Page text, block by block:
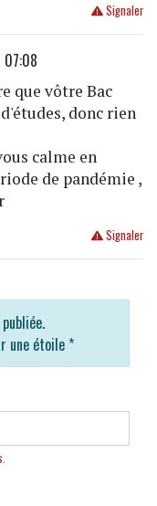
Signaler
que vôtre Bac
donc rien
calme en
de pandémie ,
Signaler
une étoile *
.